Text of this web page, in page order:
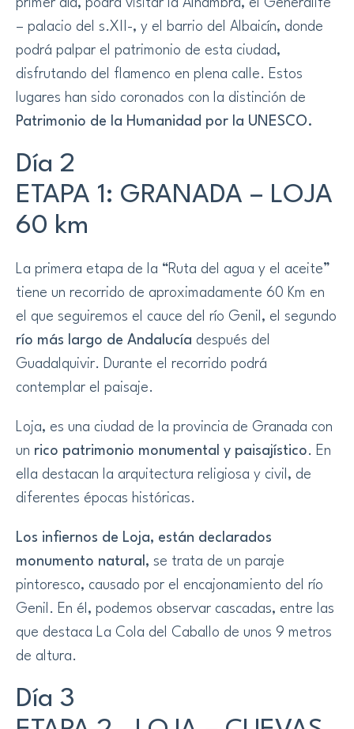
primer día, podrá visitar la Alhambra, el Generalife
– palacio del s.XII-, y el barrio del Albaicín, donde
podrá palpar el patrimonio de esta ciudad,
disfrutando del flamenco en plena calle. Estos
lugares han sido coronados con la distinción de
Patrimonio de la Humanidad por la UNESCO.
Día 2
ETAPA 1: GRANADA – LOJA
60 km
La primera etapa de la “Ruta del agua y el aceite”
tiene un recorrido de aproximadamente 60 Km en
el que seguiremos el cauce del río Genil, el segundo
río más largo de Andalucía después del
Guadalquivir. Durante el recorrido podrá
contemplar el paisaje.
Loja, es una ciudad de la provincia de Granada con
un rico patrimonio monumental y paisajístico. En
ella destacan la arquitectura religiosa y civil, de
diferentes épocas históricas.
Los infiernos de Loja, están declarados
monumento natural, se trata de un paraje
pintoresco, causado por el encajonamiento del río
Genil. En él, podemos observar cascadas, entre las
que destaca La Cola del Caballo de unos 9 metros
de altura.
Día 3